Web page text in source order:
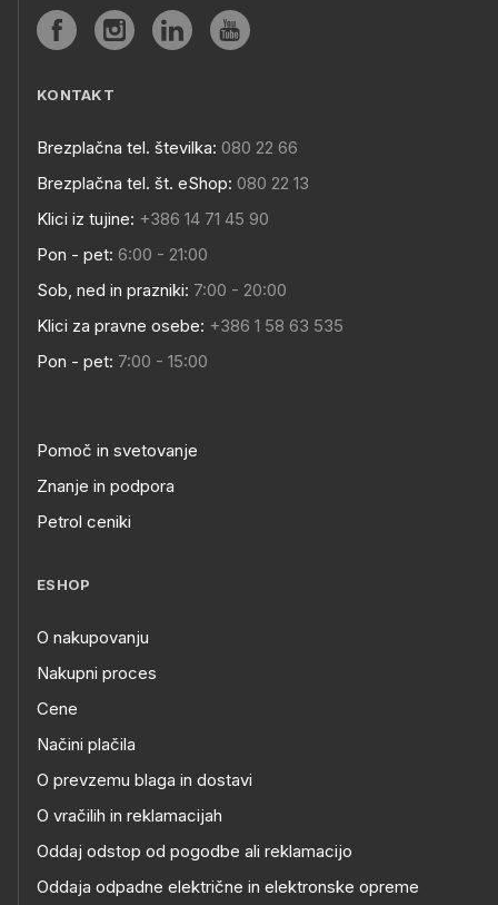
KONTAKT
Brezplačna tel. številka: 080 22 66
Brezplačna tel. št. eShop: 080 22 13
Klici iz tujine: +386 14 71 45 90
Pon - pet: 6:00 - 21:00
Sob, ned in prazniki: 7:00 - 20:00
Klici za pravne osebe: +386 1 58 63 535
Pon - pet: 7:00 - 15:00
Pomoč in svetovanje
Znanje in podpora
Petrol ceniki
ESHOP
O nakupovanju
Nakupni proces
Cene
Načini plačila
O prevzemu blaga in dostavi
O vračilih in reklamacijah
Oddaj odstop od pogodbe ali reklamacijo
Oddaja odpadne električne in elektronske opreme